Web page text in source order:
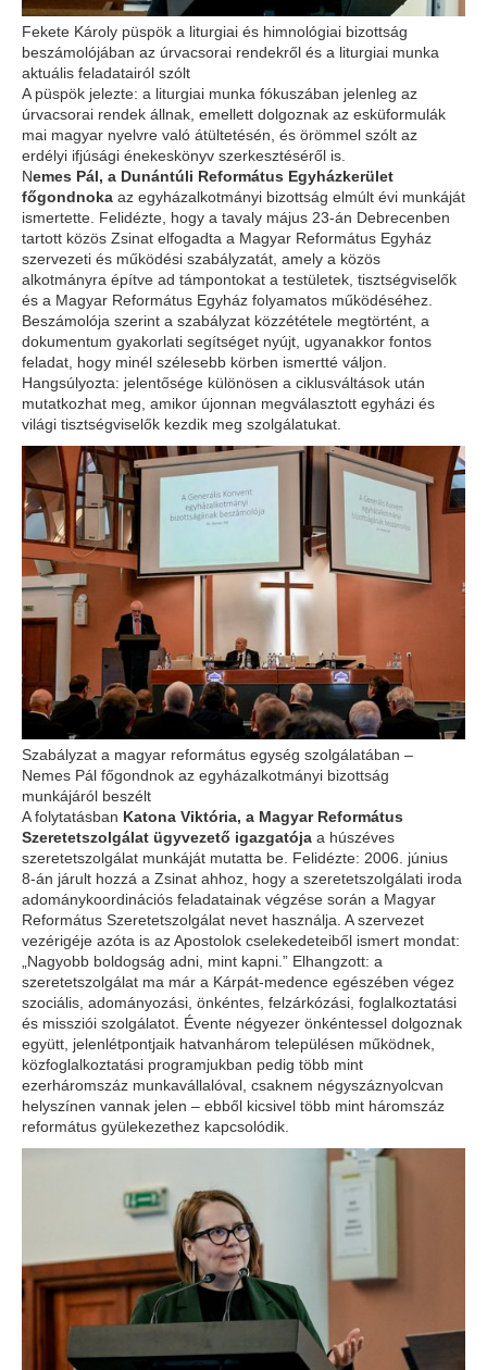
Fekete Károly püspök a liturgiai és himnológiai bizottság
beszámolójában az úrvacsorai rendekről és a liturgiai munka
aktuális feladatairól szólt
A püspök jelezte: a liturgiai munka fókuszában jelenleg az
úrvacsorai rendek állnak, emellett dolgoznak az esküformulák
mai magyar nyelvre való átültetésén, és örömmel szólt az
erdélyi ifjúsági énekeskönyv szerkesztéséről is.
Nemes Pál, a Dunántúli Református Egyházkerület
főgondnoka az egyházalkotmányi bizottság elmúlt évi munkáját
ismertette. Felidézte, hogy a tavaly május 23-án Debrecenben
tartott közös Zsinat elfogadta a Magyar Református Egyház
szervezeti és működési szabályzatát, amely a közös
alkotmányra építve ad támpontokat a testületek, tisztségviselők
és a Magyar Református Egyház folyamatos működéséhez.
Beszámolója szerint a szabályzat közzététele megtörtént, a
dokumentum gyakorlati segítséget nyújt, ugyanakkor fontos
feladat, hogy minél szélesebb körben ismertté váljon.
Hangsúlyozta: jelentősége különösen a ciklusváltások után
mutatkozhat meg, amikor újonnan megválasztott egyházi és
világi tisztségviselők kezdik meg szolgálatukat.
Szabályzat a magyar református egység szolgálatában –
Nemes Pál főgondnok az egyházalkotmányi bizottság
munkájáról beszélt
A folytatásban Katona Viktória, a Magyar Református
Szeretetszolgálat ügyvezető igazgatója a húszéves
szeretetszolgálat munkáját mutatta be. Felidézte: 2006. június
8-án járult hozzá a Zsinat ahhoz, hogy a szeretetszolgálati iroda
adománykoordinációs feladatainak végzése során a Magyar
Református Szeretetszolgálat nevet használja. A szervezet
vezérigéje azóta is az Apostolok cselekedeteiből ismert mondat:
„Nagyobb boldogság adni, mint kapni.” Elhangzott: a
szeretetszolgálat ma már a Kárpát-medence egészében végez
szociális, adományozási, önkéntes, felzárkózási, foglalkoztatási
és missziói szolgálatot. Évente négyezer önkéntessel dolgoznak
együtt, jelenlétpontjaik hatvanhárom településen működnek,
közfoglalkoztatási programjukban pedig több mint
ezerháromszáz munkavállalóval, csaknem négyszáznyolcvan
helyszínen vannak jelen – ebből kicsivel több mint háromszáz
református gyülekezethez kapcsolódik.